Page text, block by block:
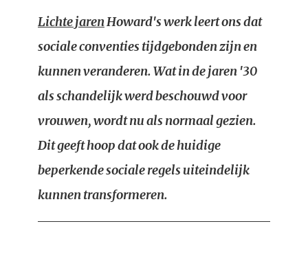
Lichte jarenHoward's werk leert ons dat
sociale conventies tijdgebonden zijn en
kunnen veranderen. Wat in de jaren '30
als schandelijk werd beschouwd voor
vrouwen, wordt nu als normaal gezien.
Dit geeft hoop dat ook de huidige
beperkende sociale regels uiteindelijk
kunnen transformeren.